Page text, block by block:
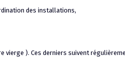
des installations,
). Ces derniers suivent